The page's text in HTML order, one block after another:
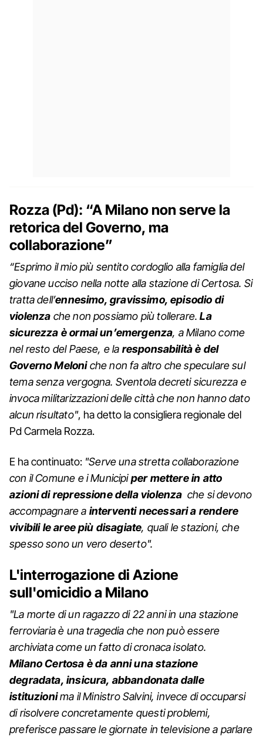
Rozza (Pd): “A Milano non serve la
retorica del Governo, ma
collaborazione”
“Esprimo il mio più sentito cordoglio alla famiglia del
giovane ucciso nella notte alla stazione di Certosa. Si
tratta dell’ennesimo, gravissimo, episodio di
violenza che non possiamo più tollerare.La
sicurezza è ormai un’emergenza, a Milano come
nel resto del Paese, e la responsabilità è del
Governo Meloniche non fa altro che speculare sul
tema senza vergogna. Sventola decreti sicurezza e
invoca militarizzazioni delle città che non hanno dato
alcun risultato", ha detto la consigliera regionale del
Pd Carmela Rozza.
E ha continuato: "Serve una stretta collaborazione
con il Comune e i Municipiper mettere in atto
azioni di repressione della violenza che si devono
accompagnare a interventi necessari a rendere
vivibili le aree più disagiate, quali le stazioni, che
spesso sono un vero deserto".
L'interrogazione di Azione
sull'omicidio a Milano
"La morte di un ragazzo di 22 anni in una stazione
ferroviaria è una tragedia che non può essere
archiviata come un fatto di cronaca isolato.
Milano Certosa è da anni una stazione
degradata, insicura, abbandonata dalle
istituzionima il Ministro Salvini, invece di occuparsi
di risolvere concretamente questi problemi,
preferisce passare le giornate in televisione a parlare